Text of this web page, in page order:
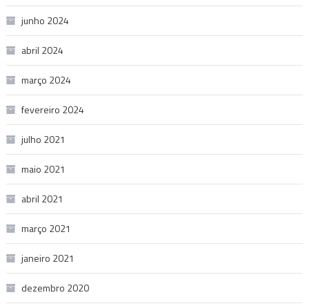
junho 2024
abril 2024
março 2024
fevereiro 2024
julho 2021
maio 2021
abril 2021
março 2021
janeiro 2021
dezembro 2020